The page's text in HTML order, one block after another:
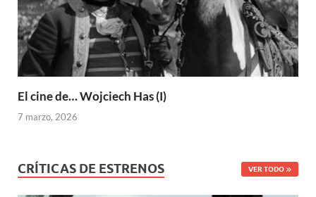
El cine de… Wojciech Has (I)
7 marzo, 2026
CRÍTICAS DE ESTRENOS VER TODO